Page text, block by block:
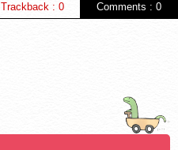
Comments : 0
Trackback : 0